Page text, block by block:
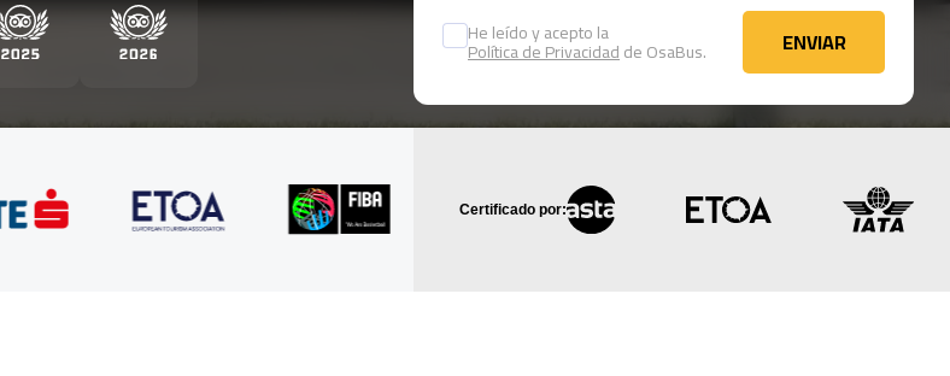
He leído y acepto la
Política de Privacidadde OsaBus. ENVIAR
ENVIAR
Certificado por: